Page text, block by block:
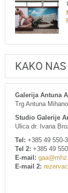
KAKO
Galerija Antuna
Trg Antuna
Studio Galerije
Ulica dr. Ivana
Tel: +385 49 550-
Tel 2: +385 49
E-mail:
E-mail 2: